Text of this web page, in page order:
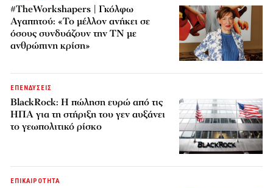
#TheWorkshapers | Γκόλφω
Αγαπητού: «Το μέλλον ανήκει σε
όσους συνδυάζουν την ΤΝ με
ανθρώπινη κρίση»
ΕΠΕΝΔΥΣΕΙΣ
BlackRock: Η πώληση ευρώ από τις
ΗΠΑ για τη στήριξη του γεν αυξάνει
το γεωπολιτικό ρίσκο
ΕΠΙΚΑΙΡΟΤΗΤΑ